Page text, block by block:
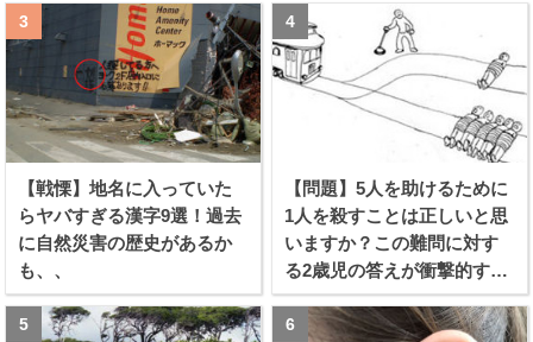
【戦慄】地名に入っていた
らヤバすぎる漢字9選！過去
に自然災害の歴史があるか
も、、
【問題】5人を助けるために
1人を殺すことは正しいと思
いますか？この難問に対す
る2歳児の答えが衝撃的すぎ
る！！